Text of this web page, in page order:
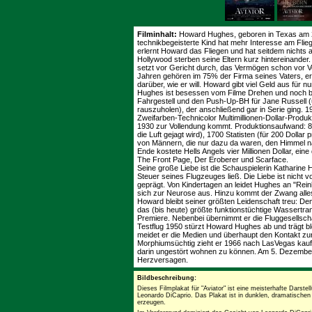
Filminhalt: Howard Hughes, geboren in Texas
technikbegeisterte Kind hat mehr Interesse am
erlernt Howard das Fliegen und hat seitdem nichts
Hollywood sterben seine Eltern kurz
setzt vor Gericht durch, das Vermögen schon vor
Jahren gehören im 75% der Firma seines Vaters,
darüber, wie er will. Howard gibt viel Geld aus für
Hughes ist besessen vom Filme Drehen und noch
Fahrgestell und den Push-Up-BH für Jane Russell
rauszuholen), der anschließend gar in Serie ging.
Zweifarben-Technicolor Multimillionen-Dollar-
1930 zur Vollendung kommt. Produktionsaufwand:
die Luft gejagt wird), 1700 Statisten (für 200 Dollar
von Männern, die nur dazu da waren, den Himmel
Ende kostete Hells Angels vier Millionen Dollar,
The Front Page, Der Eroberer und Scarface.
Seine große Liebe ist die Schauspielerin Katharine
Steuer seines Flugzeuges ließ. Die Liebe ist nicht
geprägt. Von Kindertagen an leidet Hughes an
sich zur Neurose aus. Hinzu kommt der Zwang
Howard bleibt seiner größten Leidenschaft treu:
das (bis heute) größte funktionstüchtige
Premiere. Nebenbei übernimmt er die
Testflug 1950 stürzt Howard Hughes ab und trägt
meidet er die Medien und überhaupt den Kontakt
Morphiumsüchtig zieht er 1966 nach LasVegas
darin ungestört wohnen zu können. Am 5.
Herzversagen.
Bildbeschreibung:
Dieses Filmplakat für "Aviator" ist eine meisterhafte
Leonardo DiCaprio. Das Plakat ist in dunklen,
erzeugen.